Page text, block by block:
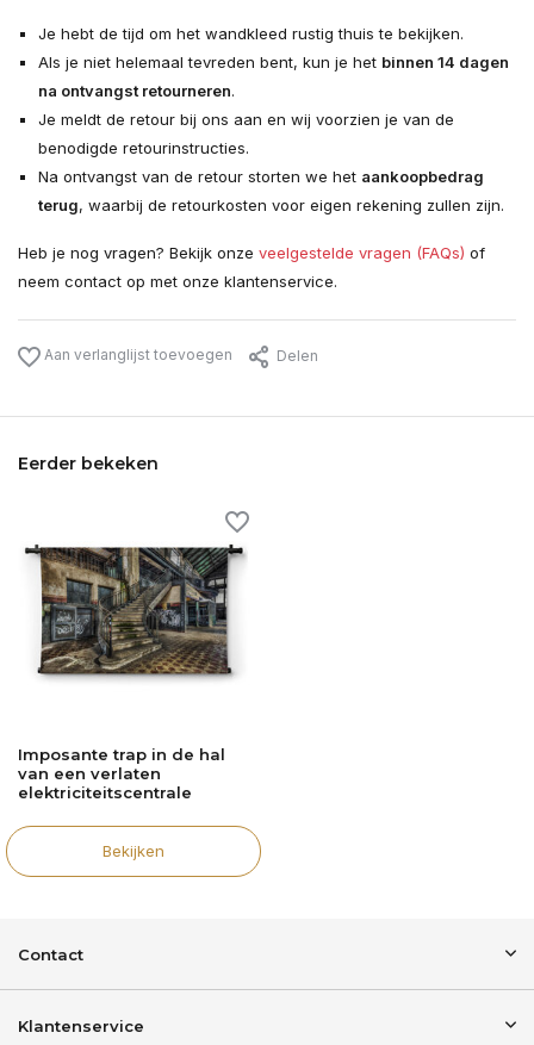
Je hebt de tijd om het wandkleed rustig thuis te bekijken.
Als je niet helemaal tevreden bent, kun je het binnen 14 dagen
na ontvangst retourneren.
Je meldt de retour bij ons aan en wij voorzien je van de
benodigde retourinstructies.
Na ontvangst van de retour storten we het aankoopbedrag
terug, waarbij de retourkosten voor eigen rekening zullen zijn.
Heb je nog vragen? Bekijk onze veelgestelde vragen (FAQs) of
neem contact op met onze klantenservice.
Aan verlanglijst toevoegen Delen
Eerder bekeken
Imposante trap in de hal
van een verlaten
elektriciteitscentrale
Bekijken
Contact
Klantenservice